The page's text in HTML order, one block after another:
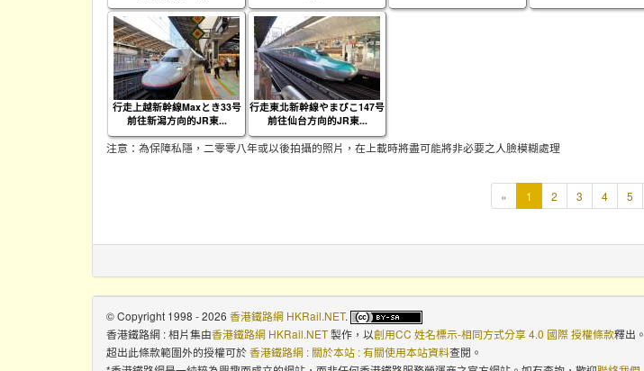
行走上越新幹線Maxとき33号
前往新潟方向的JR東...
行走東北新幹線やまびこ147号
前往仙台方向的JR東...
注意：為保障私隱，二零零八年或以後拍攝的照片，在上載時將盡可能將非必要之人臉模糊處理
« 1
頁
2 3 4 5
© Copyright 1998 - 2026 香港鐵路網 HKRail.NET.
香港鐵路網 : 相片集由香港鐵路網 HKRail.NET製作，以創用CC 姓名標示-相同方式分享 4.0 國際 授權條款釋出。
超出此條款範圍外的授權可於香港鐵路網 : 關於本站 : 有關使用本站資料查閱。